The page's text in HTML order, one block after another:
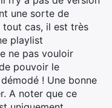
une sorte de
tout cas, il est très
playlist
ne pas vouloir
pouvoir le
! Une bonne
A noter que ce